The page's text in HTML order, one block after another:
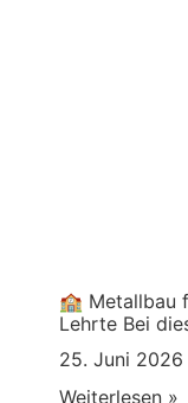
🏫 Metallbau
Lehrte Bei
25. Juni 2026
Weiterlesen »